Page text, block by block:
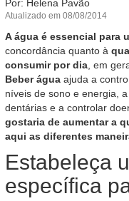
Por: Helena Pavão
Atualizado em 08/08/2014
A água é essencial para
concordância quanto à
consumir por dia , em
Beber água ajuda a
níveis de sono e energia,
dentárias e a controlar
gostaria de aumentar a
aqui as diferentes
Estabeleça
específica